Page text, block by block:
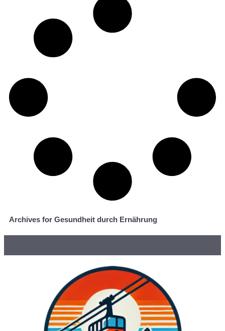
Archives for Gesundheit durch Ernährung